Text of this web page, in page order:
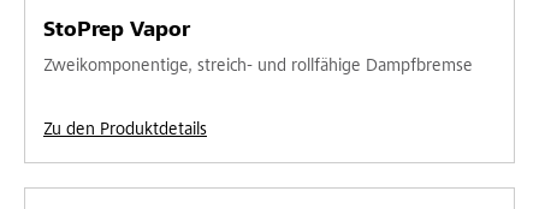
StoPrep Vapor
Zweikomponentige, streich- und rollfähige Dampfbremse
Zu den Produktdetails